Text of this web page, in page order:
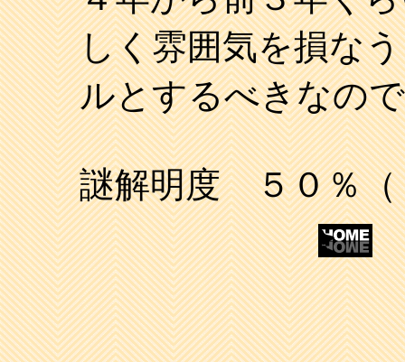
しく雰囲気を損な
ルとするべきなの
謎解明度 ５０％（